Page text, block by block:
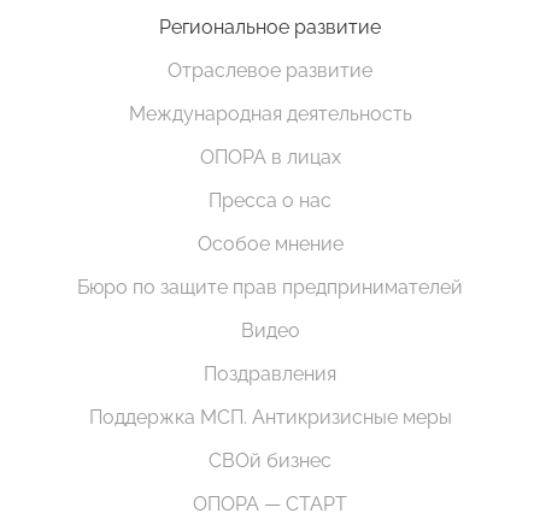
Региональное развитие
Отраслевое развитие
Международная деятельность
ОПОРА в лицах
Пресса о нас
Особое мнение
Бюро по защите прав предпринимателей
Видео
Поздравления
Поддержка МСП. Антикризисные меры
СВОй бизнес
ОПОРА — СТАРТ